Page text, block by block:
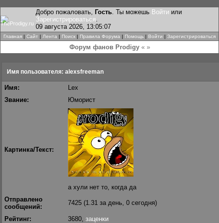
Добро пожаловать, Гость. Ты можешь Войти или
Зарегистрироваться.
09 августа 2026, 13:05:07
Главная | Сайт | Лента | Поиск | Правила Форума | Помощь | Войти | Зарегистрироваться
Форум фанов Prodigy« »
Имя пользователя: alexsfreeman
Имя:
Lex
Звание:
Юморист
Картинка/Текст:
а хули нет то, когда да
Отправлено
сообщений:
7425 (1.31 за день, 0 сегодня)
Рейтинг: 3680, заценки